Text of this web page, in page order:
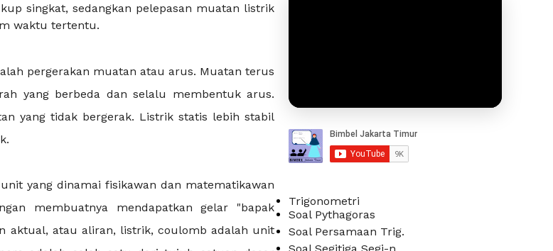
singkat, sedangkan pelepasan muatan listrik
waktu tertentu.
pergerakan muatan atau arus. Muatan terus
yang berbeda dan selalu membentuk arus.
yang tidak bergerak. Listrik statis lebih stabil
yang dinamai fisikawan dan matematikawan
membuatnya mendapatkan gelar "bapak
aktual, atau aliran, listrik, coulomb adalah unit
Trigonometri
Soal Pythagoras
Soal Persamaan Trig.